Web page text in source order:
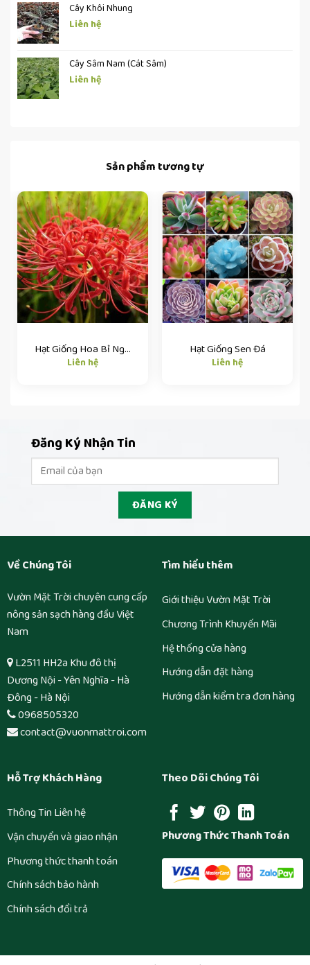
Cây Khôi Nhung
Liên hệ
Cây Sâm Nam (Cát Sâm)
Liên hệ
Sản phẩm tương tự
Hạt Giống Hoa Bỉ Ngạn
Liên hệ
Hạt Giống Sen Đá
Liên hệ
Đăng Ký Nhận Tin
Về Chúng Tôi
Vườn Mặt Trời chuyên cung cấp
nông sản sạch hàng đầu Việt
Nam
L2511 HH2a Khu đô thị
Dương Nội - Yên Nghĩa - Hà
Đông - Hà Nội
0968505320
contact@vuonmattroi.com
Tìm hiểu thêm
Giới thiệu Vườn Mặt Trời
Chương Trình Khuyến Mãi
Hệ thống cửa hàng
Hướng dẫn đặt hàng
Hướng dẫn kiểm tra đơn hàng
Hỗ Trợ Khách Hàng
Thông Tin Liên hệ
Vận chuyển và giao nhận
Phương thức thanh toán
Chính sách bảo hành
Chính sách đổi trả
Theo Dõi Chúng Tôi
Phương Thức Thanh Toán